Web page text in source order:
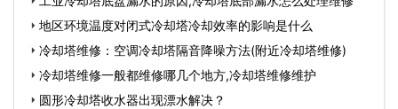
地区环境温度对闭式冷却塔冷却效率的影响是什么
冷却塔维修：空调冷却塔隔音降噪方法(附近冷却塔维修)
冷却塔维修一般都维修哪几个地方,冷却塔维修维护
圆形冷却塔收水器出现漂水解决？